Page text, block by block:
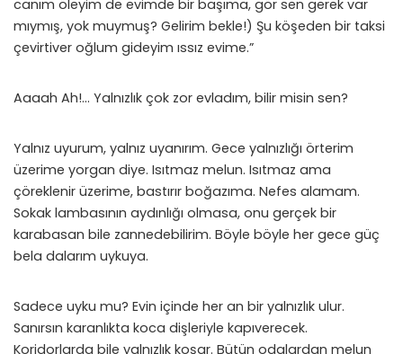
canım öleyim de evimde bir başıma, gör sen gerek var
mıymış, yok muymuş? Gelirim bekle!) Şu köşeden bir taksi
çevirtiver oğlum gideyim ıssız evime.”
Aaaah Ah!… Yalnızlık çok zor evladım, bilir misin sen?
Yalnız uyurum, yalnız uyanırım. Gece yalnızlığı örterim
üzerime yorgan diye. Isıtmaz melun. Isıtmaz ama
çöreklenir üzerime, bastırır boğazıma. Nefes alamam.
Sokak lambasının aydınlığı olmasa, onu gerçek bir
karabasan bile zannedebilirim. Böyle böyle her gece güç
bela dalarım uykuya.
Sadece uyku mu? Evin içinde her an bir yalnızlık ulur.
Sanırsın karanlıkta koca dişleriyle kapıverecek.
Koridorlarda bile yalnızlık koşar. Bütün odalardan melun